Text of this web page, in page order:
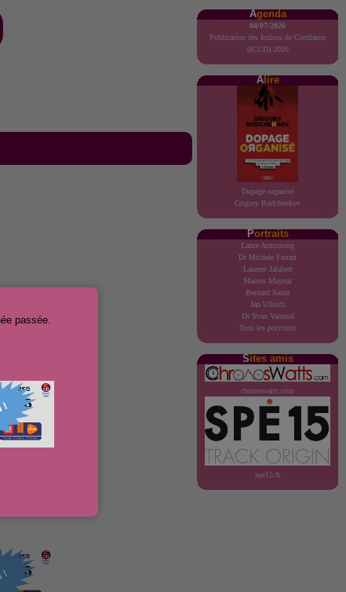
Agenda
04/07/2026
Publication des Indices de Confiance
(ICCD) 2026
Alire
Dopage organisé
Grigory Rodchenkov
Portraits
Lance Armstrong
Dr Michele Ferrari
Laurent Jalabert
Marcos Maynar
Bernard Sainz
Jan Ullrich
Dr Yvan Vanmol
Tous les portraits
Sites amis
chronowatts.com
spe15.fr
passée.